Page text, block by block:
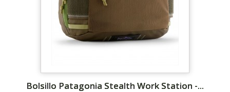
Bolsillo Patagonia Stealth Work Station -...